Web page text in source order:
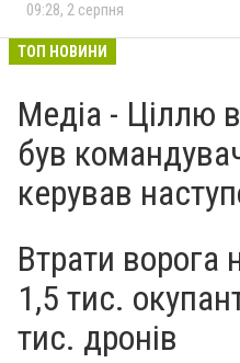
09:28, 2 серпня
ТОП НОВИНИ
Медіа - Ціллю
був
керував
Втрати
1,5 тис.
тис. дронів